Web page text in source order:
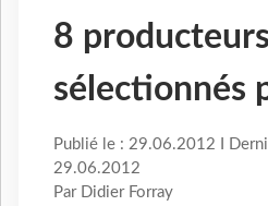
8 producteurs
sélectionnés
Publié le : 29.06.2012 I
29.06.2012
Par Didier Forray